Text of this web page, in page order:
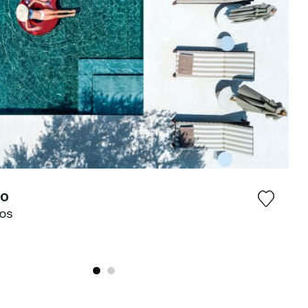
Wunschliste hinzu